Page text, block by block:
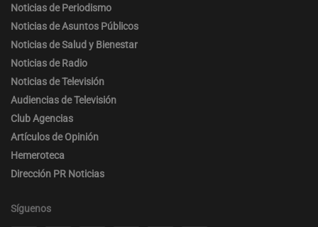
Noticias de Periodismo
Noticias de Asuntos Públicos
Noticias de Salud y Bienestar
Noticias de Radio
Noticias de Televisión
Audiencias de Televisión
Club Agencias
Artículos de Opinión
Hemeroteca
Dirección PR Noticias
Síguenos